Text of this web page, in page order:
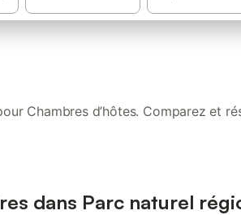
Chambres d’hôtes. Comparez et
dans Parc naturel